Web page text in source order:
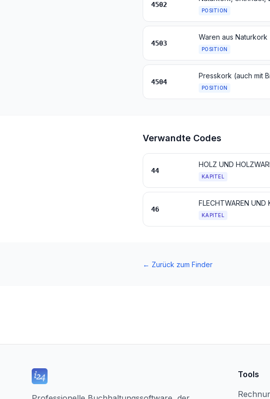
4502
POSITION
4503
Waren aus Naturkork
POSITION
4504
Presskork (auch mit
POSITION
Verwandte Codes
44
HOLZ UND
KAPITEL
46
FLECHTWAREN UND
KAPITEL
← Zurück zum Finder
Tools